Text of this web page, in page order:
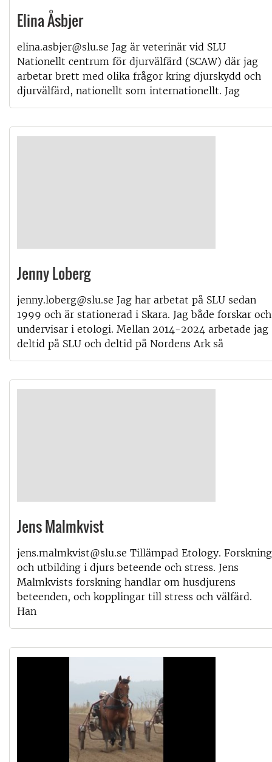
Elina Åsbjer
elina.asbjer@slu.se Jag är veterinär vid SLU
Nationellt centrum för djurvälfärd (SCAW) där jag
arbetar brett med olika frågor kring djurskydd och
djurvälfärd, nationellt som internationellt. Jag
Jenny Loberg
jenny.loberg@slu.se Jag har arbetat på SLU sedan
1999 och är stationerad i Skara. Jag både forskar och
undervisar i etologi. Mellan 2014-2024 arbetade jag
deltid på SLU och deltid på Nordens Ark så
Jens Malmkvist
jens.malmkvist@slu.se Tillämpad Etology. Forskning
och utbilding i djurs beteende och stress. Jens
Malmkvists forskning handlar om husdjurens
beteenden, och kopplingar till stress och välfärd.
Han